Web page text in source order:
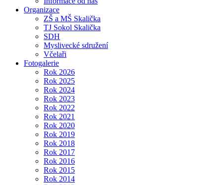
Organizace
ZŠ a MŠ Skalička
TJ Sokol Skalička
SDH
Myslivecké sdružení
Včelaři
Fotogalerie
Rok 2026
Rok 2025
Rok 2024
Rok 2023
Rok 2022
Rok 2021
Rok 2020
Rok 2019
Rok 2018
Rok 2017
Rok 2016
Rok 2015
Rok 2014